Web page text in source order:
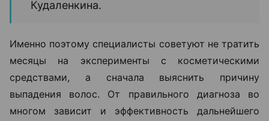
Кудаленкина.
Именно поэтому специалисты советуют не тратить
месяцы на эксперименты с косметическими
средствами, а сначала выяснить причину
выпадения волос. От правильного диагноза во
многом зависит и эффективность дальнейшего